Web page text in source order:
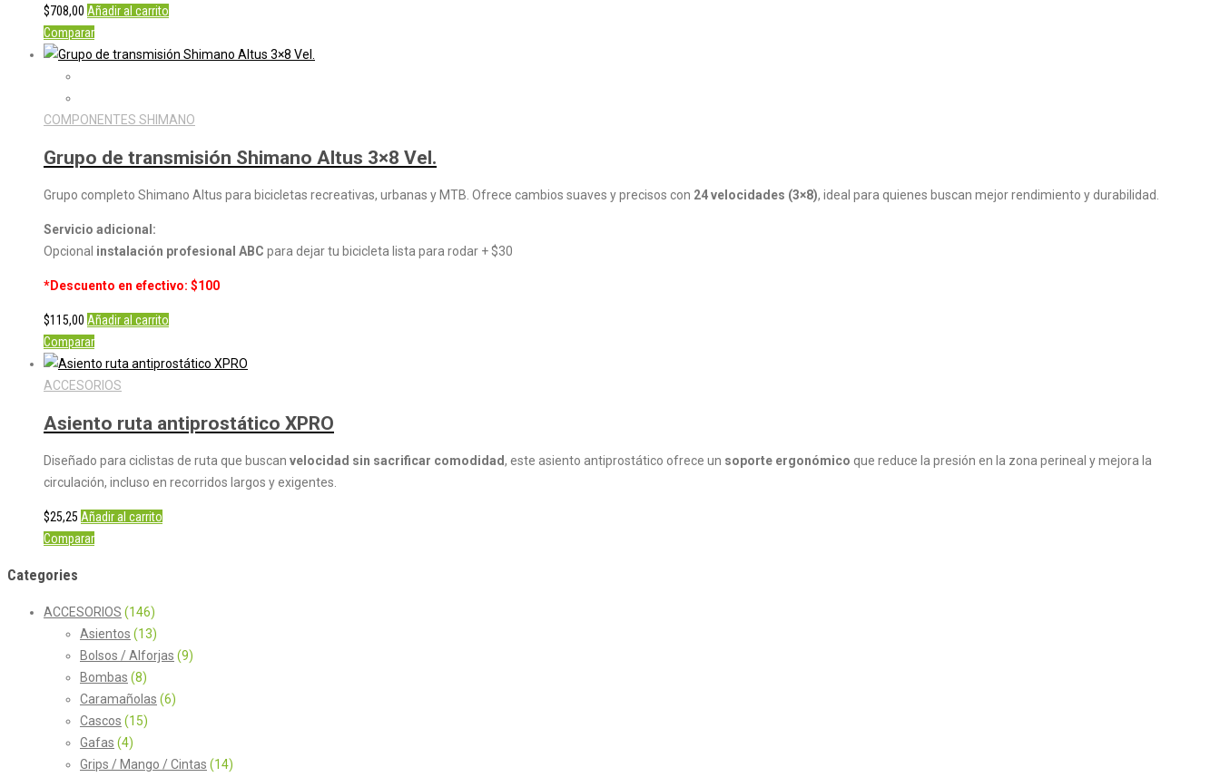
$708,00 Añadir al carrito
Comparar
COMPONENTES SHIMANO
Grupo de transmisión Shimano Altus 3×8 Vel.
Grupo completo Shimano Altus para bicicletas recreativas, urbanas y MTB. Ofrece cambios suaves y precisos con 24 velocidades (3×8), ideal para quienes buscan mejor rendimiento y durabilidad.
Servicio adicional:
Opcional instalación profesional ABC para dejar tu bicicleta lista para rodar + $30
*Descuento en efectivo: $100
$115,00 Añadir al carrito
Comparar
ACCESORIOS
Asiento ruta antiprostático XPRO
Diseñado para ciclistas de ruta que buscan velocidad sin sacrificar comodidad, este asiento antiprostático ofrece un soporte ergonómico que reduce la presión en la zona perineal y mejora la
circulación, incluso en recorridos largos y exigentes.
$25,25 Añadir al carrito
Comparar
Categories
ACCESORIOS (146)
Asientos (13)
Bolsos / Alforjas (9)
Bombas (8)
Caramañolas (6)
Cascos (15)
Gafas (4)
Grips / Mango / Cintas (14)